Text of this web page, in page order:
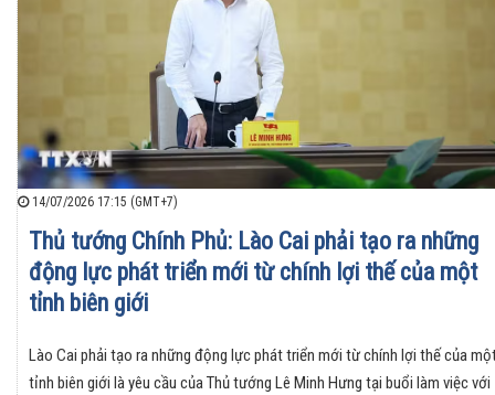
14/07/2026 17:15 (GMT+7)
Thủ tướng Chính Phủ: Lào Cai phải tạo ra những
động lực phát triển mới từ chính lợi thế của một
tỉnh biên giới
Lào Cai phải tạo ra những động lực phát triển mới từ chính lợi thế của
tỉnh biên giới là yêu cầu của Thủ tướng Lê Minh Hưng tại buổi làm việc với